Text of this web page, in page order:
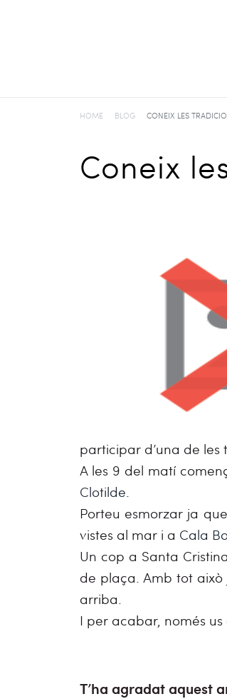
HOME BLOG CONEIX LES
Coneix
participar d’una de les
A les 9 del matí
Clotilde.
Porteu esmorzar ja
vistes al mar i a Cala
Un cop a Santa
de plaça. Amb tot
arriba.
I per acabar, només
T’ha agradat aquest